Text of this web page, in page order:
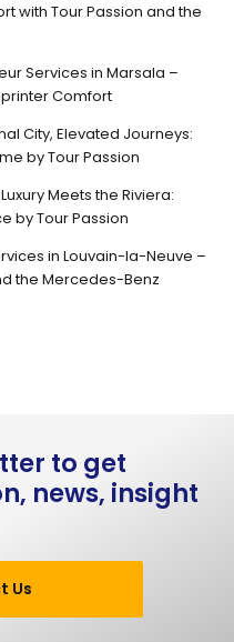
with Tour Passion and the
Services in Marsala –
Comfort
City, Elevated Journeys:
by Tour Passion
Meets the Riviera:
by Tour Passion
in Louvain-la-Neuve –
the Mercedes-Benz
to get
news, insight
Us